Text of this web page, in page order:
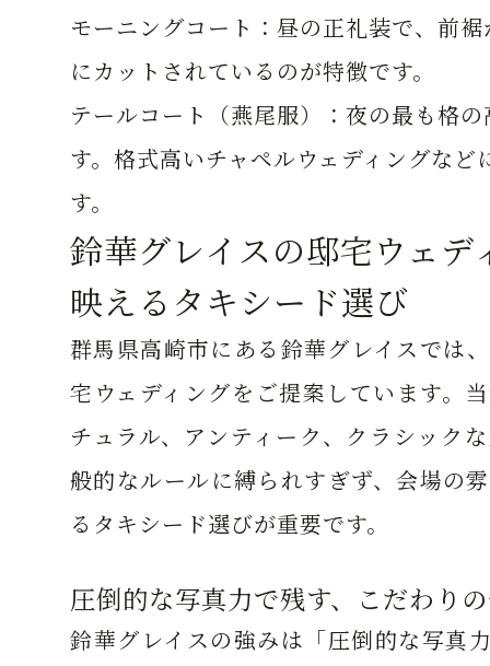
モーニングコート： 昼の正礼装で、前
にカットされているのが特徴です。
テールコート（燕尾服）： 夜の最も格
す。格式高いチャペルウェディングなど
す。
鈴華グレイスの邸宅ウェデ
映えるタキシード選び
群馬県高崎市にある鈴華グレイスでは
宅ウェディングをご提案しています。
チュラル、アンティーク、クラシック
般的なルールに縛られすぎず、会場の
るタキシード選びが重要です。
圧倒的な写真力で残す、こだわり
鈴華グレイスの強みは「圧倒的な写真